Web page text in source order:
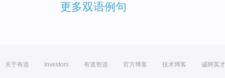
更多双语例句
关于有道 Investors 有道智选 官方博客 技术博客 诚聘英才